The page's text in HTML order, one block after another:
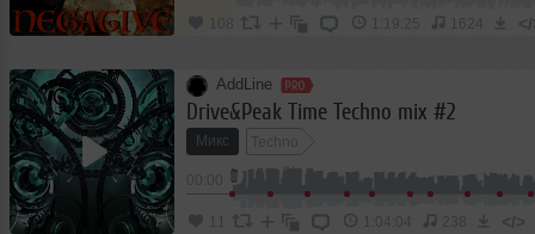
1:19:25 1624
AddLine
Drive&Peak Time Techno mix #2
Микс Techno
238 </>